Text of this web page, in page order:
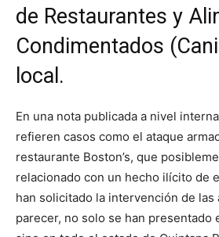
de Restaurantes y
Condimentados
local.
En una nota publicada a nivel
refieren casos como el ataque
restaurante Boston’s, que
relacionado con un hecho ilícito de
han solicitado la intervención de las
parecer, no solo se han presentado